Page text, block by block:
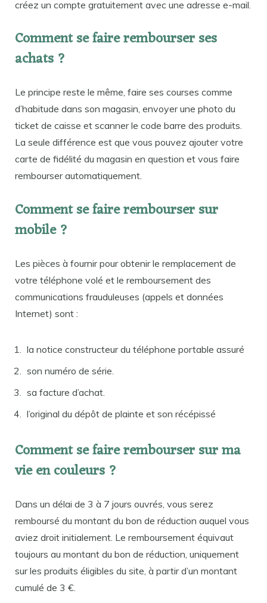
créez un compte gratuitement avec une adresse e-mail.
Comment se faire rembourser ses
achats ?
Le principe reste le même, faire ses courses comme
d’habitude dans son magasin, envoyer une photo du
ticket de caisse et scanner le code barre des produits.
La seule différence est que vous pouvez ajouter votre
carte de fidélité du magasin en question et vous faire
rembourser automatiquement.
Comment se faire rembourser sur
mobile ?
Les pièces à fournir pour obtenir le remplacement de
votre téléphone volé et le remboursement des
communications frauduleuses (appels et données
Internet) sont :
la notice constructeur du téléphone portable assuré
son numéro de série.
sa facture d’achat.
l’original du dépôt de plainte et son récépissé
Comment se faire rembourser sur ma
vie en couleurs ?
Dans un délai de 3 à 7 jours ouvrés, vous serez
remboursé du montant du bon de réduction auquel vous
aviez droit initialement. Le remboursement équivaut
toujours au montant du bon de réduction, uniquement
sur les produits éligibles du site, à partir d’un montant
cumulé de 3 €.